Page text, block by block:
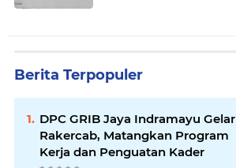
Berita Terpopuler
DPC GRIB Jaya Indramayu Gelar
Rakercab, Matangkan Program
Kerja dan Penguatan Kader